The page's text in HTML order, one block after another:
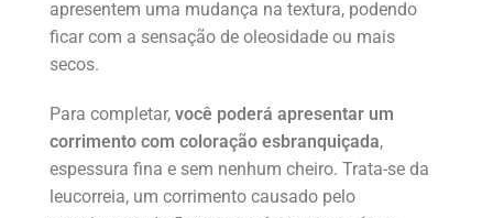
apresentem uma mudança na textura, podendo
ficar com a sensação de oleosidade ou mais
secos.
Para completar, você poderá apresentar um
corrimento com coloração esbranquiçada,
espessura fina e sem nenhum cheiro. Trata-se da
leucorreia, um corrimento causado pelo